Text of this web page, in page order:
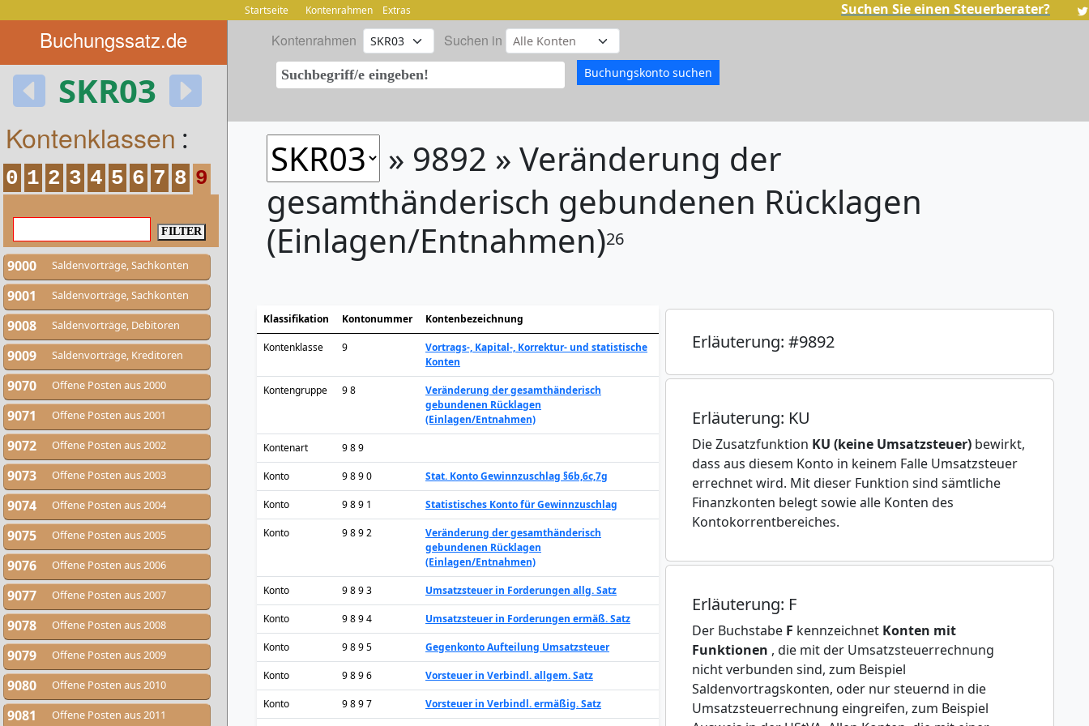
Startseite Kontenrahmen Extras Suchen Sie einen Steuerberater?
Buchungssatz.de
SKR03
Kontenrahmen Suchen in
Kontenklassen :
0 1 2 3 4 5 6 7 8 9
9000 Saldenvorträge, Sachkonten
9001 Saldenvorträge, Sachkonten
9008 Saldenvorträge, Debitoren
9009 Saldenvorträge, Kreditoren
9070 Offene Posten aus 2000
9071 Offene Posten aus 2001
9072 Offene Posten aus 2002
9073 Offene Posten aus 2003
9074 Offene Posten aus 2004
9075 Offene Posten aus 2005
9076 Offene Posten aus 2006
9077 Offene Posten aus 2007
9078 Offene Posten aus 2008
9079 Offene Posten aus 2009
9080 Offene Posten aus 2010
9081 Offene Posten aus 2011
» 9892 » Veränderung der
gesamthänderisch gebundenen Rücklagen
(Einlagen/Entnahmen)26
Klassifikation Kontonummer Kontenbezeichnung
Kontenklasse 9
Vortrags-, Kapital-, Korrektur- und statistische
Konten
Kontengruppe 9 8
Veränderung der gesamthänderisch
gebundenen Rücklagen
(Einlagen/Entnahmen)
Kontenart 9 8 9
Konto 9 8 9 0 Stat. Konto Gewinnzuschlag §6b,6c,7g
Konto 9 8 9 1 Statistisches Konto für Gewinnzuschlag
Konto 9 8 9 2
Veränderung der gesamthänderisch
gebundenen Rücklagen
(Einlagen/Entnahmen)
Konto 9 8 9 3 Umsatzsteuer in Forderungen allg. Satz
Konto 9 8 9 4 Umsatzsteuer in Forderungen ermäß. Satz
Konto 9 8 9 5 Gegenkonto Aufteilung Umsatzsteuer
Konto 9 8 9 6 Vorsteuer in Verbindl. allgem. Satz
Konto 9 8 9 7 Vorsteuer in Verbindl. ermäßig. Satz
Erläuterung: #9892
Erläuterung: KU
Die Zusatzfunktion KU (keine Umsatzsteuer) bewirkt,
dass aus diesem Konto in keinem Falle Umsatzsteuer
errechnet wird. Mit dieser Funktion sind sämtliche
Finanzkonten belegt sowie alle Konten des
Kontokorrentbereiches.
Erläuterung: F
Der Buchstabe F kennzeichnet Konten mit
Funktionen , die mit der Umsatzsteuerrechnung
nicht verbunden sind, zum Beispiel
Saldenvortragskonten, oder nur steuernd in die
Umsatzsteuerrechnung eingreifen, zum Beispiel